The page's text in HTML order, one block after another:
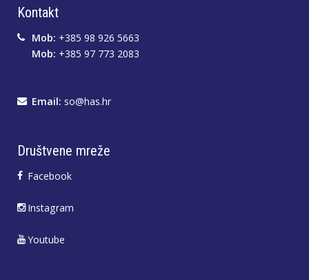
Kontakt
Mob: +385 98 926 5663
Mob: +385 97 773 2083
Email: so@has.hr
Društvene mreže
Facebook
Instagram
Youtube